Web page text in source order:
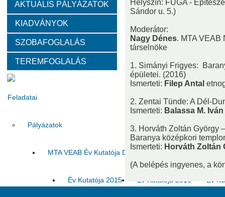
Szervezeti felépítése
Választott vezetők Akadémikusok Nem akadémikus
Tanácskozási jogú tagok SZMSZ Testületek
Feladatai
Pályázatok
MTA VEAB Év Kutatója Díj
Év Kutatója 2015 Év Kutatója 2016 Év
AKTUÁLIS PÁLYÁZATOK
KIADVÁNYOK
SZOBAFOGLALÁS
TEREMFOGLALÁS
Helyszín: FUGA -
Sándor u. 5.)
Moderátor:
Nagy Dénes. MTA VEAB
társelnöke
1. Simányi Frigyes:
épületei. (2016)
Ismerteti: Filep Antal
2. Zentai Tünde: A Dél-
Ismerteti: Balassa M. Iván
3. Horváth Zoltán György
Baranya középkori
Ismerteti: Horváth Zoltán
(A belépés ingyenes, a